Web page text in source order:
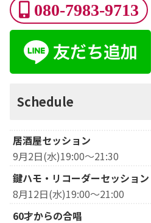
080-7983-9713
Schedule
居酒屋セッション
9月2日(水)19:00～21:30
鍵ハモ・リコーダーセッション
8月12日(水)19:00～21:00
60才からの合唱